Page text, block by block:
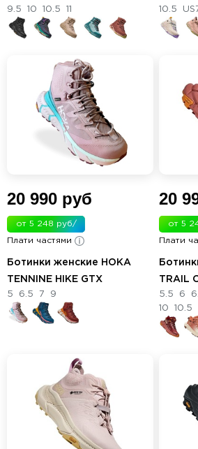
9.5
10 10.5 11
10.5
20 990 руб
от 5 248 руб/
мес.
Плати частями
Ботинки женские HOKA
TENNINE HIKE GTX
5 6.5 7 9
20
от 5
Плати
TRAIL
5.5 6
10
10.5